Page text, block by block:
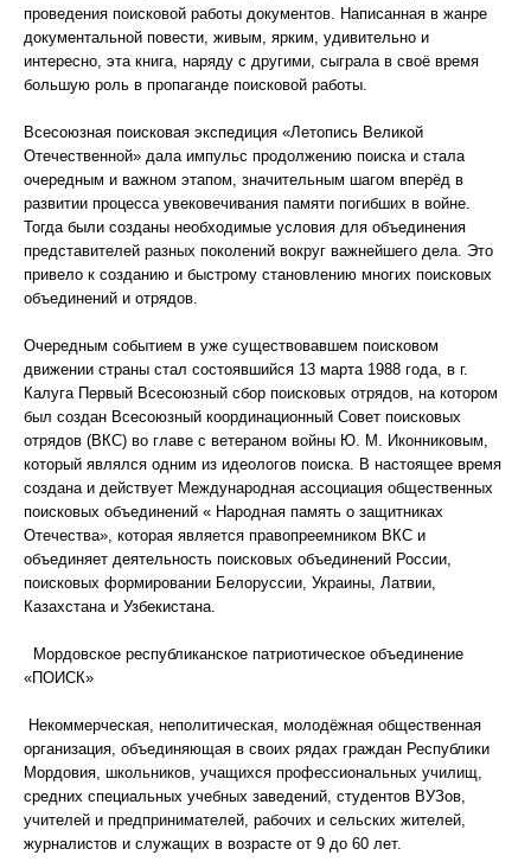
проведения поисковой работы документов. Написанная в жанре
документальной повести, живым, ярким, удивительно и
интересно, эта книга, наряду с другими, сыграла в своё время
большую роль в пропаганде поисковой работы.
Всесоюзная поисковая экспедиция «Летопись Великой
Отечественной» дала импульс продолжению поиска и стала
очередным и важном этапом, значительным шагом вперёд в
развитии процесса увековечивания памяти погибших в войне.
Тогда были созданы необходимые условия для объединения
представителей разных поколений вокруг важнейшего дела. Это
привело к созданию и быстрому становлению многих поисковых
объединений и отрядов.
Очередным событием в уже существовавшем поисковом
движении страны стал состоявшийся 13 марта 1988 года, в г.
Калуга Первый Всесоюзный сбор поисковых отрядов, на котором
был создан Всесоюзный координационный Совет поисковых
отрядов (ВКС) во главе с ветераном войны Ю. М. Иконниковым,
который являлся одним из идеологов поиска. В настоящее время
создана и действует Международная ассоциация общественных
поисковых объединений « Народная память о защитниках
Отечества», которая является правопреемником ВКС и
объединяет деятельность поисковых объединений России,
поисковых формировании Белоруссии, Украины, Латвии,
Казахстана и Узбекистана.
Мордовское республиканское патриотическое объединение
«ПОИСК»
Некоммерческая, неполитическая, молодёжная общественная
организация, объединяющая в своих рядах граждан Республики
Мордовия, школьников, учащихся профессиональных училищ,
средних специальных учебных заведений, студентов ВУЗов,
учителей и предпринимателей, рабочих и сельских жителей,
журналистов и служащих в возрасте от 9 до 60 лет.